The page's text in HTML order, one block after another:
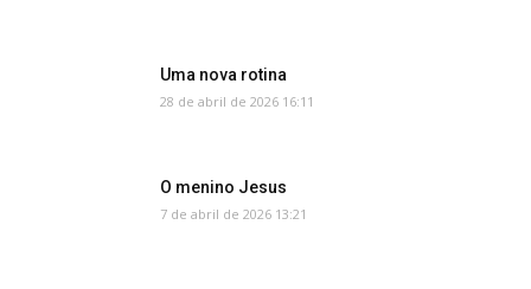
Uma nova rotina
28 de abril de 2026 16:11
O menino Jesus
7 de abril de 2026 13:21